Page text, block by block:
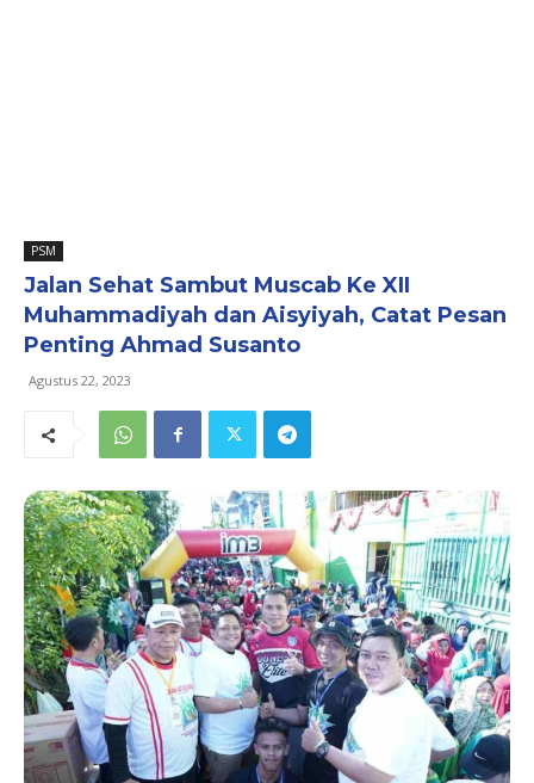
PSM
Jalan Sehat Sambut Muscab Ke XII
Muhammadiyah dan Aisyiyah, Catat Pesan
Penting Ahmad Susanto
Agustus 22, 2023